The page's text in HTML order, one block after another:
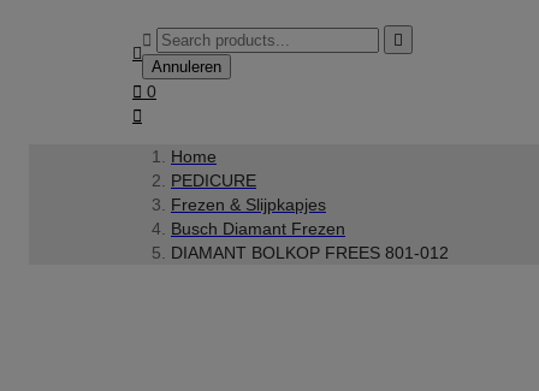



Annuleren
 0

Home
PEDICURE
Frezen & Slijpkapjes
Busch Diamant Frezen
DIAMANT BOLKOP FREES 801-012